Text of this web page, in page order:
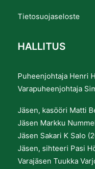
Tietosuojaseloste
HALLITUS
Puheenjohtaja Henri
Varapuheenjohtaja
Jäsen, kasööri Matti
Jäsen Markku
Jäsen Sakari K Salo
Jäsen, sihteeri Pasi
Varajäsen Tuukka